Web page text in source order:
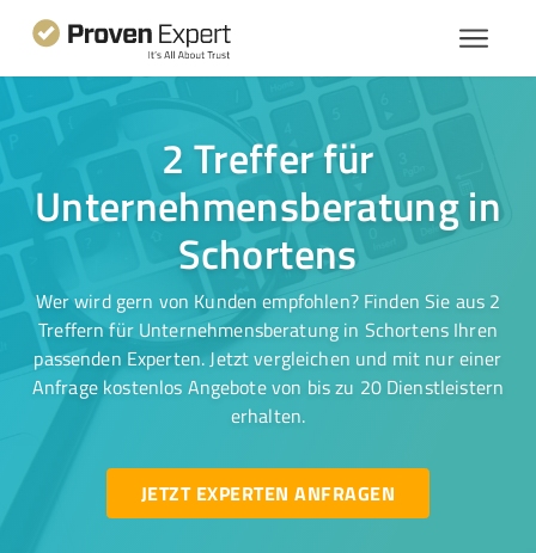
2 Treffer für
Unternehmensberatung in
Schortens
Wer wird gern von Kunden empfohlen? Finden Sie aus 2
Treffern für Unternehmensberatung in Schortens Ihren
passenden Experten. Jetzt vergleichen und mit nur einer
Anfrage kostenlos Angebote von bis zu 20 Dienstleistern
erhalten.
JETZT EXPERTEN ANFRAGEN